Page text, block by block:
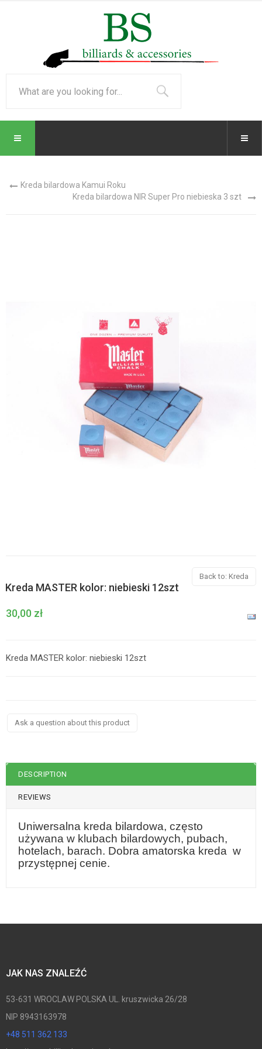
Kreda bilardowa Kamui Roku
Kreda bilardowa NIR Super Pro niebieska 3 szt
Back to: Kreda
Kreda MASTER kolor: niebieski 12szt
30,00 zł
Kreda MASTER kolor: niebieski 12szt
Ask a question about this product
DESCRIPTION
REVIEWS
Uniwersalna kreda bilardowa, często
używana w klubach bilardowych, pubach,
hotelach, barach. Dobra amatorska kreda w
przystępnej cenie.
JAK NAS ZNALEŹĆ
53-631 WROCLAW POLSKA UL. kruszwicka 26/28
NIP 8943163978
+48 511 362 133